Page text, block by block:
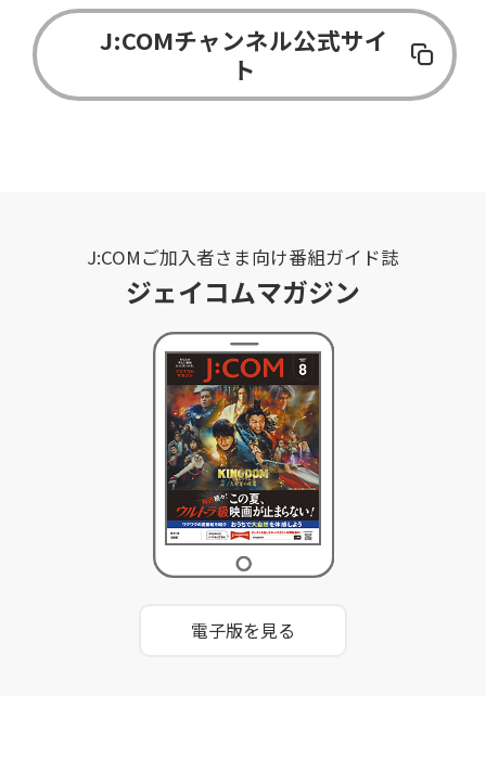
J:COMチャンネル公式サイ
ト
J:COMご加入者さま向け番組ガイド誌
ジェイコムマガジン
電子版を見る